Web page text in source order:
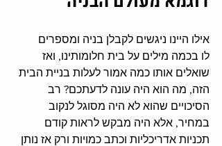
אילו היינו ניגשים לקבלן בניה ומספרים
לו בכמה מילים על בית חלומותינו, ואז
שואלים אותו כמה אמור לעלות בניית הבית
הזה, מה הוא היה עונה לדעתכם? רב
הסיכויים שהוא לא היה מסוגל לנקוב
במחיר, אלא היה מבקש לראות קודם
תכניות אדריכליות וכתב כמויות ורק אז נותן